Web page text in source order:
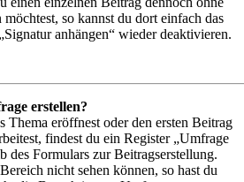
möchtest, so kannst du dort einfach das
anhängen“ wieder deaktivieren.
erstellen?
Thema eröffnest oder den ersten Beitrag
findest du ein Register „Umfrage
des Formulars zur Beitragserstellung.
nicht sehen können, so hast du